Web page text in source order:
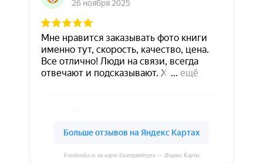
Fotobooka.ru на карте Екатеринбурга — Яндекс Карты